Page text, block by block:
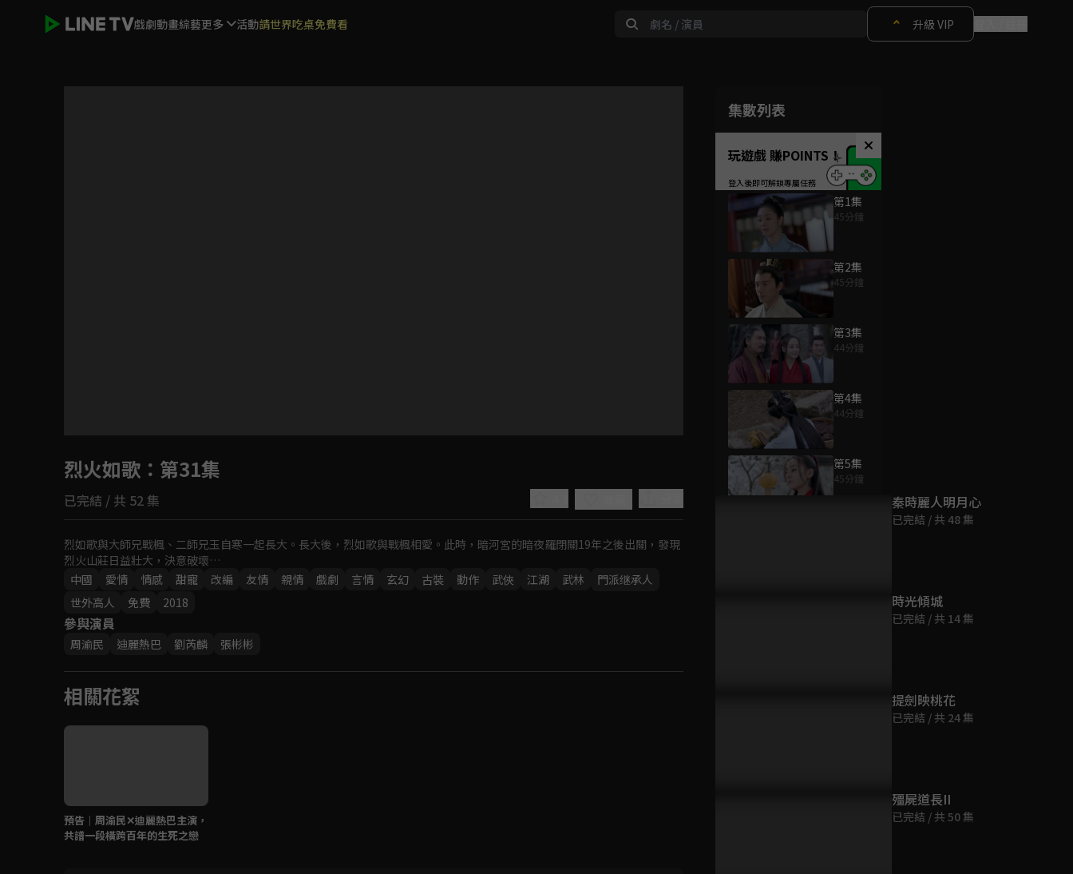
戲劇動畫綜藝更多 活動請世界吃桌免費看 升級 VIP
Video
如有不便請見諒
集數列表
玩遊戲 賺POINTS！
第1集
45分鐘
第2集
45分鐘
第3集
44分鐘
第4集
44分鐘
第5集
45分鐘
烈火如歌 ：第31集
已完結 / 共 52 集
烈如歌與大師兄戰楓、二師兄玉自寒一起長大。長大後，烈如歌與戰楓相愛。此時，暗河宮的暗夜羅閉關19年之後出關，發現
烈火山莊日益壯大，決意破壞…
中國
愛情 情感 甜寵 改編 友情 親情 戲劇 言情 玄幻 古裝 動作 武俠 江湖 武林
門派继承人
世外高人
免費 2018
參與演員
周渝民 迪麗熱巴 劉芮麟 張彬彬
相關花絮
預告｜周渝民✕迪麗熱巴主演，
共譜一段橫跨百年的生死之戀
為您推薦
秦時麗人明月心
已完結 / 共 48 集
時光傾城
已完結 / 共 14 集
提劍映桃花
已完結 / 共 24 集
殭屍道長II
已完結 / 共 50 集